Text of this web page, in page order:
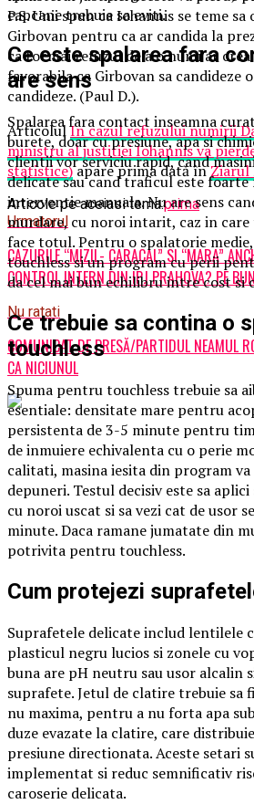
P.S. Unii spun ca Iohannis se teme sa
Girbovan pentru ca ar candida la
ca tocmai refuzul de a o numi ar
favorabila ca Girbovan sa candideze
candideze. (Paul D.).
ArticolulIn cazul refuzului numirii
ministru al justitiei Iohannis va
statistice)apare prima dată înZiarul
Articole pe aceiasi tema:prima
Urmatorul
CAZURILE “MIZIL- CARACAL” SI “MARA”
CONTROL INTERN DIN IPJ PRAHOVA? PE
Nu ratati
COMUNICAT DE PRESĂ/PARTIDUL NEAMUL
CA NICIUNUL
capcane trebuie sa eviti.
Ce este spalarea fara
are sens
Spalarea fara contact inseamna
burete, doar cu presiune, apa si
clientii vor serviciu rapid, cand
delicate sau cand traficul este foarte
interventie manuala. Nu are sens
murdare, cu noroi intarit, caz in
face totul. Pentru o spalatorie
touchless si un program cu perii
da cel mai bun echilibru intre cost si
Ce trebuie sa contina o
touchless
Spuma pentru touchless trebuie sa
esentiale: densitate mare pentru
persistenta de 3-5 minute pentru
de inmuiere echivalenta cu o perie
calitati, masina iesita din program va
depuneri. Testul decisiv este sa
cu noroi uscat si sa vezi cat de usor
minute. Daca ramane jumatate din
potrivita pentru touchless.
Cum protejezi
Suprafetele delicate includ lentilele
plasticul negru lucios si zonele cu
buna are pH neutru sau usor alcalin
suprafete. Jetul de clatire trebuie sa
nu maxima, pentru a nu forta apa
duze evazate la clatire, care
presiune directionata. Aceste setari
implementat si reduc semnificativ
caroserie delicata.